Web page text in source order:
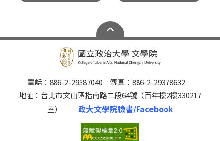
電話：886-2-29387040 傳真：886-2-29378632
地址：台北市文山區指南路二段64號（百年樓2樓330217
室） 政大文學院臉書/Facebook